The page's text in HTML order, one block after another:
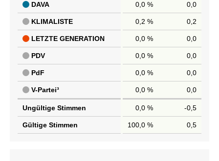
DAVA 0,0 % 0,0
KLIMALISTE 0,2 % 0,2
LETZTE GENERATION 0,0 % 0,0
PDV 0,0 % 0,0
PdF 0,0 % 0,0
V-Partei³ 0,0 % 0,0
Ungültige Stimmen 0,0 % -0,5
Gültige Stimmen 100,0 % 0,5